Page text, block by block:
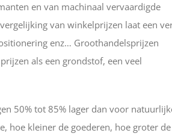
en van machinaal vervaardigde
van winkelprijzen laat een
enz… Groothandelsprijzen
als een grondstof, een veel
50% tot 85% lager dan voor
hoe kleiner de goederen, hoe groter de